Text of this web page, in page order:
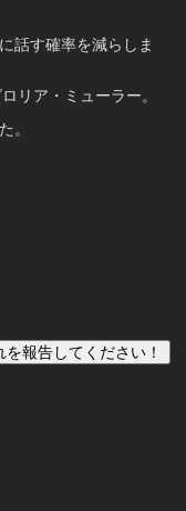
話す確率を減らしま
リア・ミューラー。
。
を報告してください！